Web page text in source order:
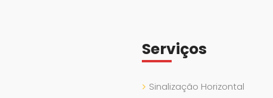
Serviços
Sinalização Horizontal